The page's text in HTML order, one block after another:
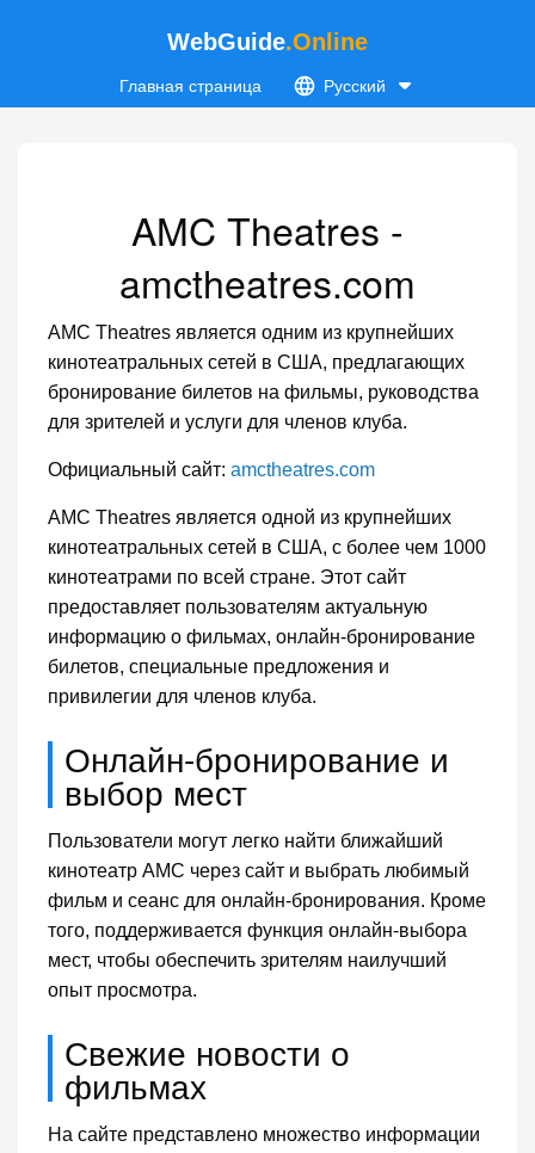
WebGuide.Online
Главная страница Русский
AMC Theatres -
amctheatres.com
AMC Theatres является одним из крупнейших
кинотеатральных сетей в США, предлагающих
бронирование билетов на фильмы, руководства
для зрителей и услуги для членов клуба.
Официальный сайт: amctheatres.com
AMC Theatres является одной из крупнейших
кинотеатральных сетей в США, с более чем 1000
кинотеатрами по всей стране. Этот сайт
предоставляет пользователям актуальную
информацию о фильмах, онлайн-бронирование
билетов, специальные предложения и
привилегии для членов клуба.
Онлайн-бронирование и
выбор мест
Пользователи могут легко найти ближайший
кинотеатр AMC через сайт и выбрать любимый
фильм и сеанс для онлайн-бронирования. Кроме
того, поддерживается функция онлайн-выбора
мест, чтобы обеспечить зрителям наилучший
опыт просмотра.
Свежие новости о
фильмах
На сайте представлено множество информации